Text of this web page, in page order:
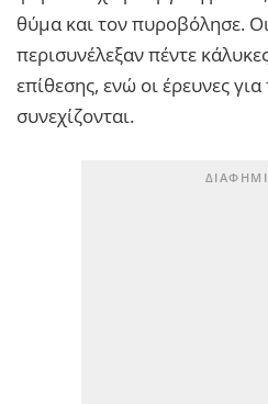
θύμα και τον πυροβόλησε.
περισυνέλεξαν πέντε
επίθεσης, ενώ οι έρευνες
συνεχίζονται.